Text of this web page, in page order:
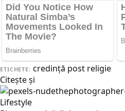
ETICHETE: credinţă post religie
Citește și
Lifestyle